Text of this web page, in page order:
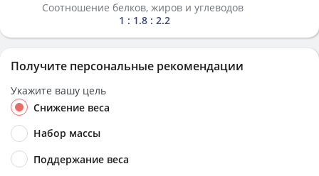
Соотношение белков, жиров и углеводов
1 : 1.8 : 2.2
Получите персональные рекомендации
Укажите вашу цель
Снижение веса
Набор массы
Поддержание веса